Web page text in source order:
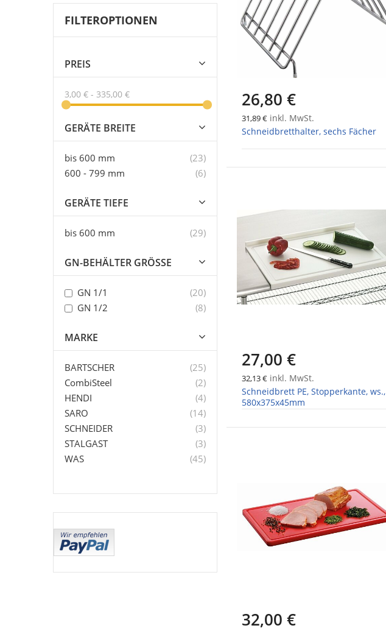
26,80 €
31,89 € inkl. MwSt.
Schneidbretthalter, sechs Fächer
27,00 €
32,13 € inkl. MwSt.
Schneidbrett PE, Stopperkante, ws.,
580x375x45mm
32,00 €
FILTEROPTIONEN
PREIS
3,00 € - 335,00 €
GERÄTE BREITE
bis 600 mm 23Artikel
600 - 799 mm
6Artikel
GERÄTE TIEFE
bis 600 mm 29Artikel
GN-BEHÄLTER GRÖSSE
GN 1/1 20Artikel
GN 1/2
8Artikel
MARKE
BARTSCHER 25Artikel
CombiSteel
2Artikel
HENDI
4Artikel
SARO
14Artikel
SCHNEIDER
3Artikel
STALGAST
3Artikel
WAS
45Artikel